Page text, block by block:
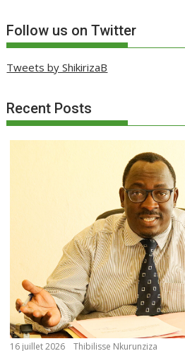
Follow us on Twitter
Tweets by ShikirizaB
Recent Posts
16 juillet 2026 Thibilisse Nkurunziza